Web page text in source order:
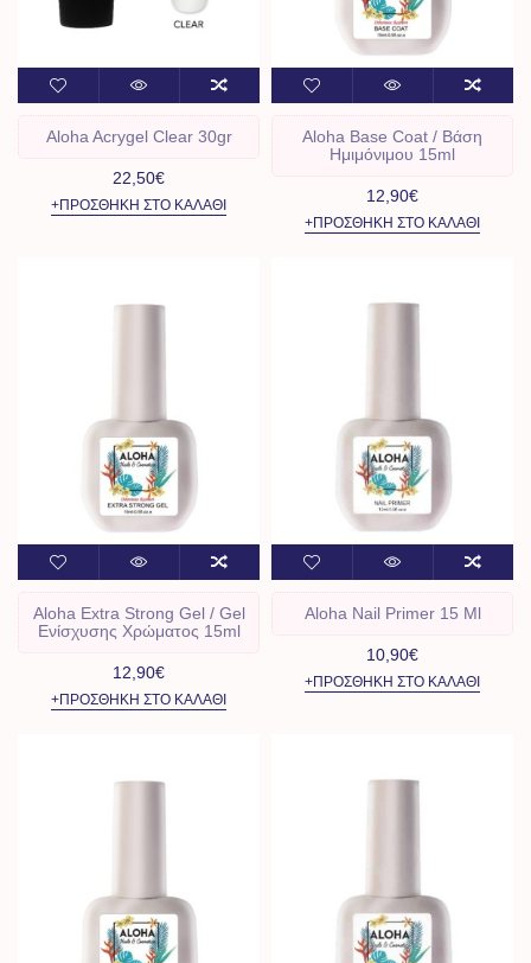
Aloha Acrygel Clear 30gr
22,50€
+ΠΡΟΣΘΉΚΗ ΣΤΟ ΚΑΛΆΘΙ
Aloha Base Coat / Βάση
Ημιμόνιμου 15ml
12,90€
+ΠΡΟΣΘΉΚΗ ΣΤΟ ΚΑΛΆΘΙ
Aloha Extra Strong Gel / Gel
Ενίσχυσης Χρώματος 15ml
12,90€
+ΠΡΟΣΘΉΚΗ ΣΤΟ ΚΑΛΆΘΙ
Aloha Nail Primer 15 Ml
10,90€
+ΠΡΟΣΘΉΚΗ ΣΤΟ ΚΑΛΆΘΙ